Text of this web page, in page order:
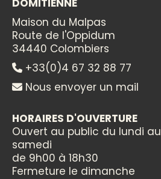
DOMITIENNE
Maison du Malpas
Route de l'Oppidum
34440 Colombiers
+33(0)4 67 32 88 77
Nous envoyer un mail
HORAIRES D'OUVERTURE
Ouvert au public du lundi au
samedi
de 9h00 à 18h30
Fermeture le dimanche